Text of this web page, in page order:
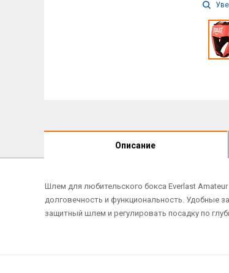
Описание
Шлем для любительского бокса Everlast
долговечность и функциональность. Удобные
защитный шлем и регулировать посадку по